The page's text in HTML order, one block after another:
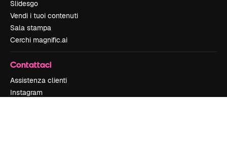
Slidesgo
Vendi i tuoi contenuti
Sala stampa
Cerchi magnific.ai
Contattaci
Assistenza clienti
Instagram